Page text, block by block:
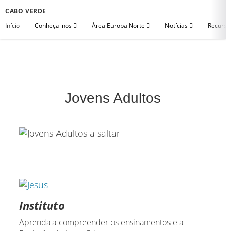
CABO VERDE
Início
Conheça-nos Área Europa Norte Notícias
Jovens Adultos
Instituto
Aprenda a compreender os ensinamentos e a